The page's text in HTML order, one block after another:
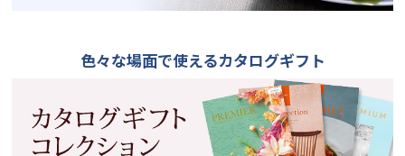
色々な場面で使えるカタログギフト